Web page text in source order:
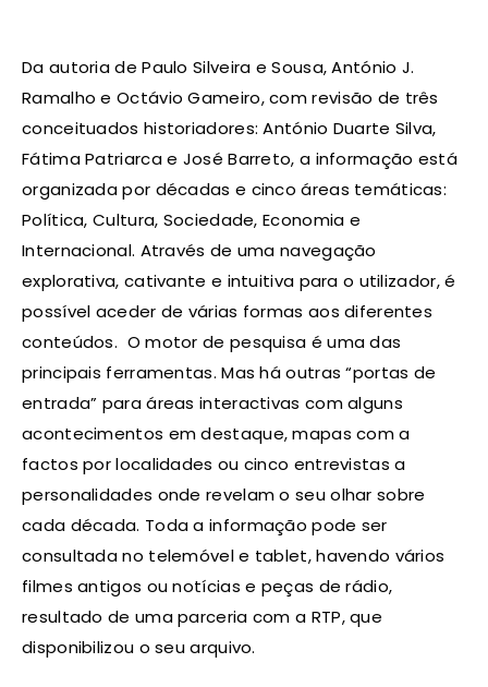
Da autoria de Paulo Silveira e Sousa, António J.
Ramalho e Octávio Gameiro, com revisão de três
conceituados historiadores: António Duarte Silva,
Fátima Patriarca e José Barreto, a informação está
organizada por décadas e cinco áreas temáticas:
Política, Cultura, Sociedade, Economia e
Internacional. Através de uma navegação
explorativa, cativante e intuitiva para o utilizador, é
possível aceder de várias formas aos diferentes
conteúdos. O motor de pesquisa é uma das
principais ferramentas. Mas há outras “portas de
entrada” para áreas interactivas com alguns
acontecimentos em destaque, mapas com a
factos por localidades ou cinco entrevistas a
personalidades onde revelam o seu olhar sobre
cada década. Toda a informação pode ser
consultada no telemóvel e tablet, havendo vários
filmes antigos ou notícias e peças de rádio,
resultado de uma parceria com a RTP, que
disponibilizou o seu arquivo.